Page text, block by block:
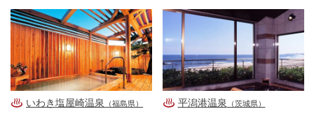
いわき塩屋崎温泉 （福島県） 平潟港温泉 （茨城県）